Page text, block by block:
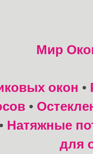
Мир
окон •
•
• Натяжные
для